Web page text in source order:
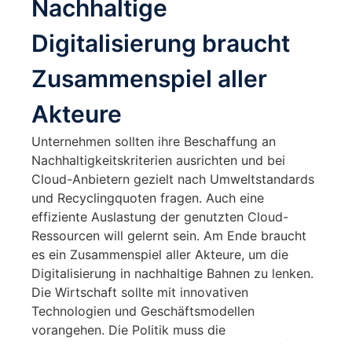
Nachhaltige
Digitalisierung braucht
Zusammenspiel aller
Akteure
Unternehmen sollten ihre Beschaffung an
Nachhaltigkeitskriterien ausrichten und bei
Cloud-Anbietern gezielt nach Umweltstandards
und Recyclingquoten fragen. Auch eine
effiziente Auslastung der genutzten Cloud-
Ressourcen will gelernt sein. Am Ende braucht
es ein Zusammenspiel aller Akteure, um die
Digitalisierung in nachhaltige Bahnen zu lenken.
Die Wirtschaft sollte mit innovativen
Technologien und Geschäftsmodellen
vorangehen. Die Politik muss die